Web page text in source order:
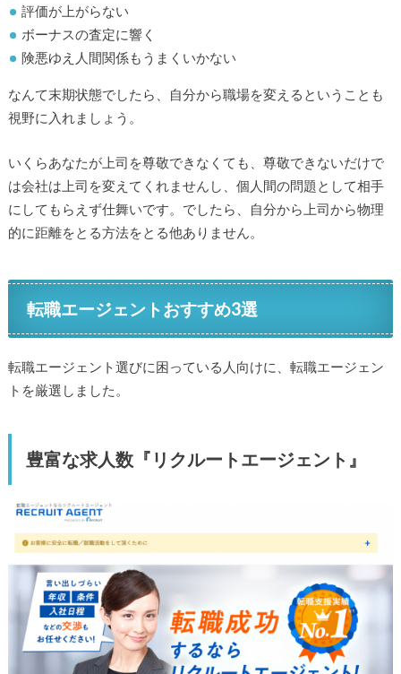
評価が上がらない
ボーナスの査定に響く
険悪ゆえ人間関係もうまくいかない
なんて末期状態でしたら、自分から職場を変えるということも
視野に入れましょう。
いくらあなたが上司を尊敬できなくても、尊敬できないだけで
は会社は上司を変えてくれませんし、個人間の問題として相手
にしてもらえず仕舞いです。でしたら、自分から上司から物理
的に距離をとる方法をとる他ありません。
転職エージェントおすすめ3選
転職エージェント選びに困っている人向けに、転職エージェン
トを厳選しました。
豊富な求人数『リクルートエージェント』